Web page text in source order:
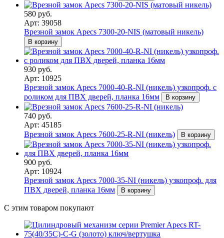
580 руб.
Арт: 39058
Врезной замок Apecs 7300-20-NIS (матовый никель)
В корзину
930 руб.
Арт: 10925
Врезной замок Apecs 7000-40-R-NI (никель) узкопроф. с
роликом для ПВХ дверей, планка 16мм
В корзину
740 руб.
Арт: 45185
Врезной замок Apecs 7600-25-R-NI (никель)
В корзину
900 руб.
Арт: 10924
Врезной замок Apecs 7000-35-NI (никель) узкопроф. для
ПВХ дверей, планка 16мм
В корзину
С этим товаром покупают